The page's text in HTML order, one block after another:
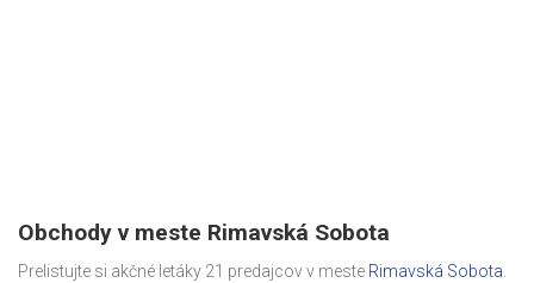
Obchody v meste Rimavská Sobota
Prelistujte si akčné letáky 21 predajcov v meste Rimavská Sobota.